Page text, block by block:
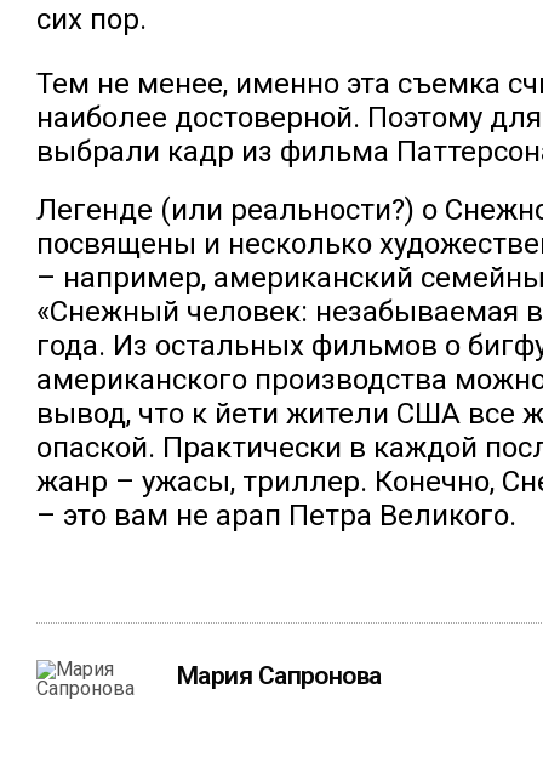
сих пор.
Тем не менее, именно эта съемка
наиболее достоверной. Поэтому
выбрали кадр из фильма
Легенде (или реальности?) о
посвящены и несколько
– например, американский
«Снежный человек: незабываемая
года. Из остальных фильмов о
американского производства
вывод, что к йети жители США все
опаской. Практически в каждой
жанр – ужасы, триллер. Конечно,
– это вам не арап Петра Великого.
Мария Сапронова